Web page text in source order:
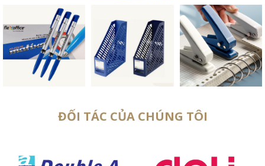
ĐỐI TÁC CỦA CHÚNG TÔI